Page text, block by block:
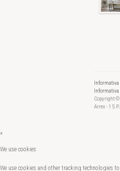
Informativa
Copyright ©
Arrex - 1
×
We use cookies
We use cookies and other tracking technologies